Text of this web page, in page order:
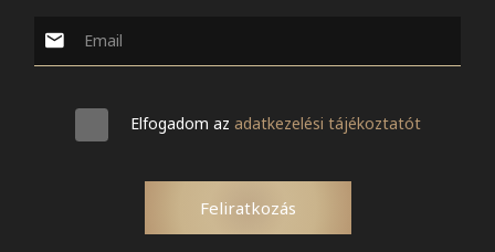
Elfogadom az adatkezelési tájékoztatót
Feliratkozás